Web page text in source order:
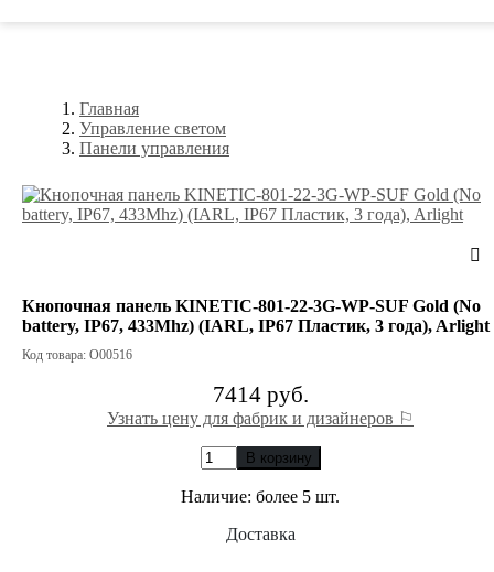
Главная
Управление светом
Панели управления
Кнопочная панель KINETIC-801-22-3G-WP-SUF Gold (No
battery, IP67, 433Mhz) (IARL, IP67 Пластик, 3 года), Arlight
Код товара: О00516
7414 руб.
Узнать цену для фабрик и дизайнеров ⚐
В корзину
Наличие: более 5 шт.
Доставка